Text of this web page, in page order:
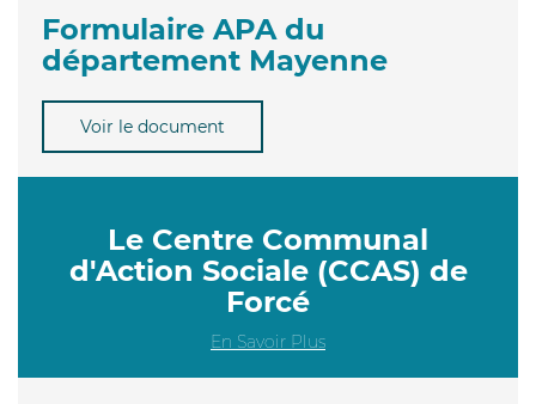
Formulaire APA du
département Mayenne
Voir le document
Le Centre Communal
d'Action Sociale (CCAS) de
Forcé
En Savoir Plus